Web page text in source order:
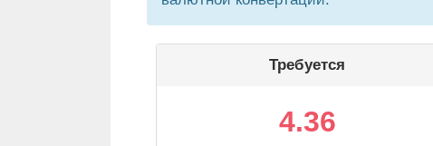
Требуется
4.36